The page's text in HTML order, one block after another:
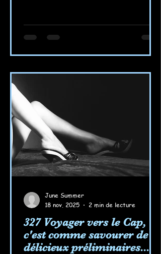
327 Voyager vers le Cap,
c'est comme savourer de
délicieux préliminaires...
June Summer
18 nov. 2025
2 min de lecture